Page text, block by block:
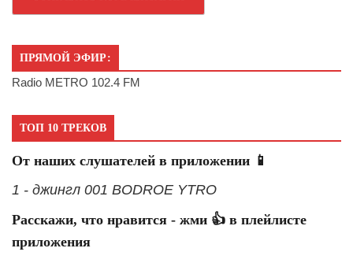
ПРЯМОЙ ЭФИР:
Radio METRO 102.4 FM
ТОП 10 ТРЕКОВ
От наших слушателей в приложении 📱
1 - джингл 001 BODROE YTRO
Расскажи, что нравится - жми 👍 в плейлисте
приложения